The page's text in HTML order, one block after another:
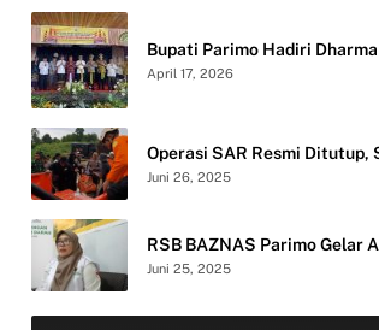
Bupati Parimo Hadiri
April 17, 2026
Operasi SAR Resmi
Juni 26, 2025
RSB BAZNAS Parimo Gelar
Juni 25, 2025